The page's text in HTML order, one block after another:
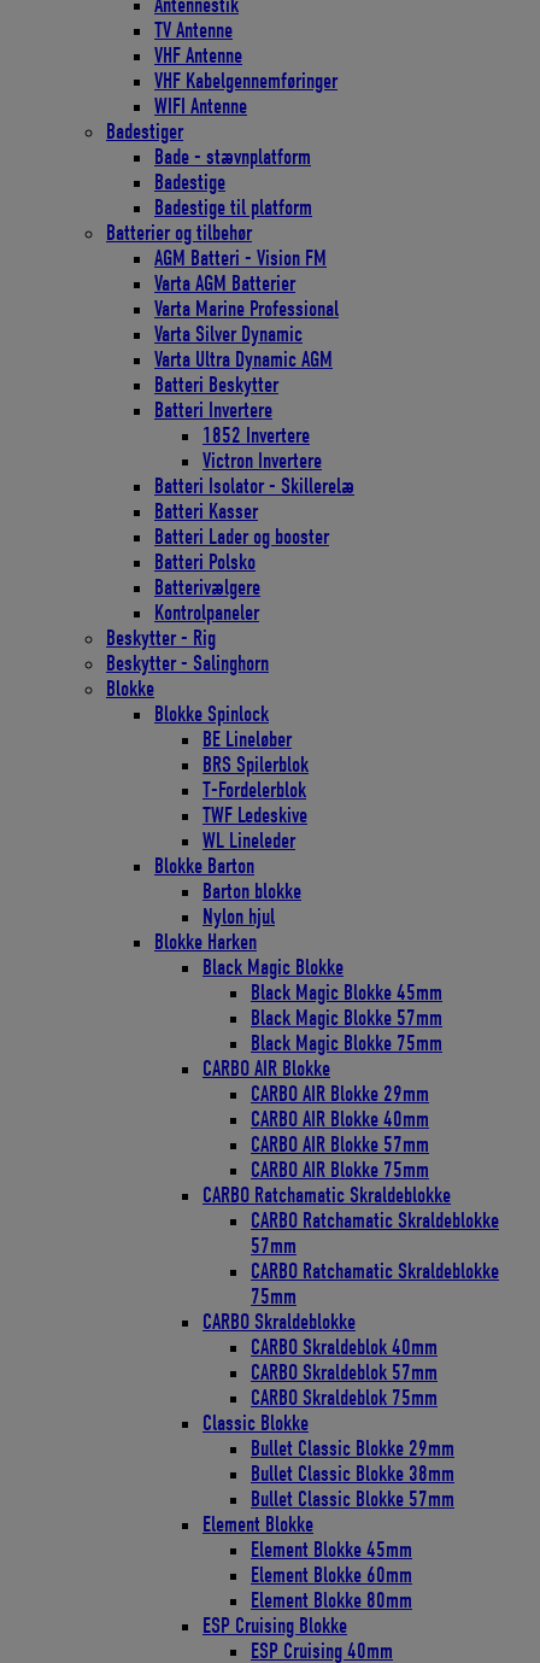
Antennestik
TV Antenne
VHF Antenne
VHF Kabelgennemføringer
WIFI Antenne
Badestiger
Bade - stævnplatform
Badestige
Badestige til platform
Batterier og tilbehør
AGM Batteri - Vision FM
Varta AGM Batterier
Varta Marine Professional
Varta Silver Dynamic
Varta Ultra Dynamic AGM
Batteri Beskytter
Batteri Invertere
1852 Invertere
Victron Invertere
Batteri Isolator - Skillerelæ
Batteri Kasser
Batteri Lader og booster
Batteri Polsko
Batterivælgere
Kontrolpaneler
Beskytter - Rig
Beskytter - Salinghorn
Blokke
Blokke Spinlock
BE Lineløber
BRS Spilerblok
T-Fordelerblok
TWF Ledeskive
WL Lineleder
Blokke Barton
Barton blokke
Nylon hjul
Blokke Harken
Black Magic Blokke
Black Magic Blokke 45mm
Black Magic Blokke 57mm
Black Magic Blokke 75mm
CARBO AIR Blokke
CARBO AIR Blokke 29mm
CARBO AIR Blokke 40mm
CARBO AIR Blokke 57mm
CARBO AIR Blokke 75mm
CARBO Ratchamatic Skraldeblokke
CARBO Ratchamatic Skraldeblokke
57mm
CARBO Ratchamatic Skraldeblokke
75mm
CARBO Skraldeblokke
CARBO Skraldeblok 40mm
CARBO Skraldeblok 57mm
CARBO Skraldeblok 75mm
Classic Blokke
Bullet Classic Blokke 29mm
Bullet Classic Blokke 38mm
Bullet Classic Blokke 57mm
Element Blokke
Element Blokke 45mm
Element Blokke 60mm
Element Blokke 80mm
ESP Cruising Blokke
ESP Cruising 40mm